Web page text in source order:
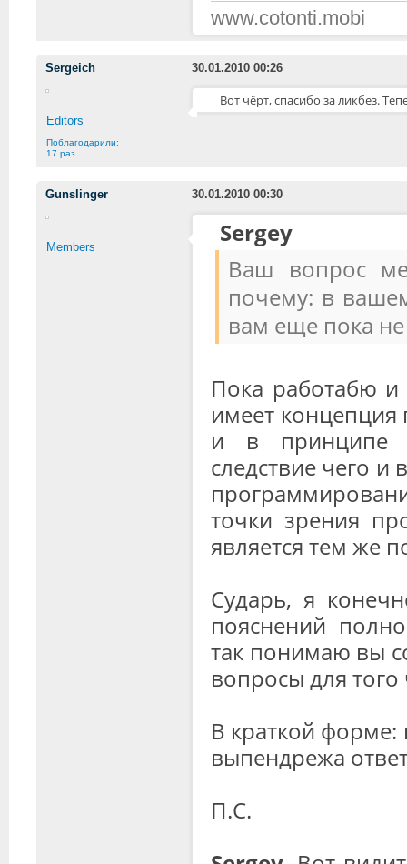
www.cotonti.mobi
Sergeich 30.01.2010 00:26
Editors
Поблагодарили:
17 раз
Вот чёрт, спасибо за ликбез.
Gunslinger 30.01.2010 00:30
Members
Sergey
Ваш вопрос
почему: в
вам еще пока не
Пока работабю
имеет
и в принципе
следствие чего
точки зрения
является тем же
Сударь, я
пояснений
так понимаю вы
вопросы для
В краткой
выпендрежа
П.С.